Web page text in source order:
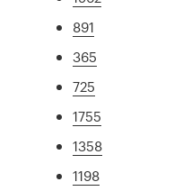
891
365
725
1755
1358
1198